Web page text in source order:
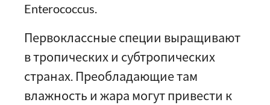
Enterococcus.
Первоклассные специи выращивают
в тропических и субтропических
странах. Преобладающие там
влажность и жара могут привести к